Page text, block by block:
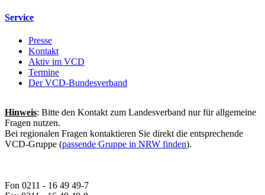
Service
Presse
Kontakt
Aktiv im VCD
Termine
Der VCD-Bundesverband
Hinweis: Bitte den Kontakt zum Landesverband nur für allgemeine
Fragen nutzen.
Bei regionalen Fragen kontaktieren Sie direkt die entsprechende
VCD-Gruppe (passende Gruppe in NRW finden).
Fon 0211 - 16 49 49-7